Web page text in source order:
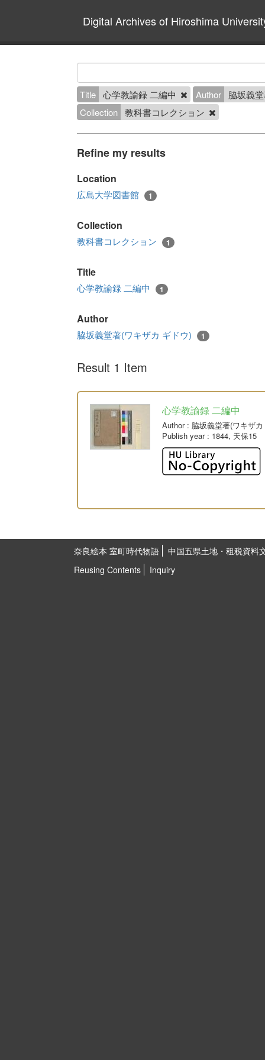
Digital Archives of Hiroshima
Title 心学教諭録 二編中 Author
脇坂義
Collection 教科書コレクション
Refine my results
Location
広島大学図書館 1
Collection
教科書コレクション 1
Title
心学教諭録 二編中 1
Author
脇坂義堂著(ワキザカ ギドウ) 1
Result 1 Item
心学教諭録 二編中
Author: 脇坂義堂著(ワキザ
Publish year: 1844, 天保15
奈良絵本 室町時代物語
中国五県土地・租税資料
Reusing Contents
Inquiry